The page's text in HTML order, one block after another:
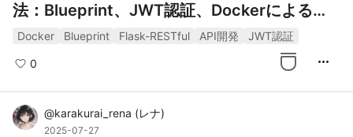
法：Blueprint、JWT認証、Dockerによる開
発環境構築
Docker Blueprint Flask-RESTful API開発 JWT認証
0 more_horiz
@karakurai_rena (レナ)
2025-07-27